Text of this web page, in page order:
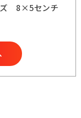
ズ 8×5センチ